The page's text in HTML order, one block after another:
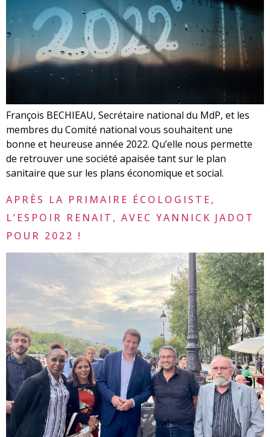
François BECHIEAU, Secrétaire national du MdP, et les
membres du Comité national vous souhaitent une
bonne et heureuse année 2022. Qu’elle nous permette
de retrouver une société apaisée tant sur le plan
sanitaire que sur les plans économique et social.
APRÈS LA PRIMAIRE ÉCOLOGISTE,
L’ESPOIR RENAIT, AVEC YANNICK JADOT
POUR 2022 !